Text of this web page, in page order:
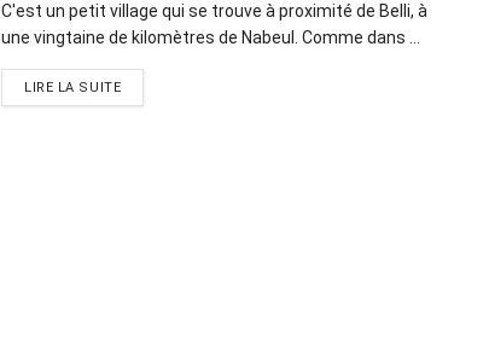
C'est un petit village qui se trouve à proximité de Belli, à
une vingtaine de kilomètres de Nabeul. Comme dans ...
LIRE LA SUITE